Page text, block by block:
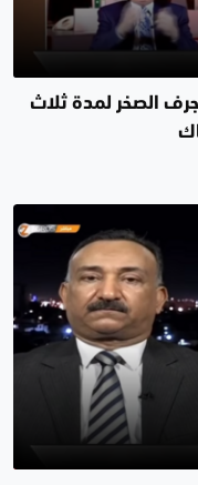
الصخر لمدة ثلاث